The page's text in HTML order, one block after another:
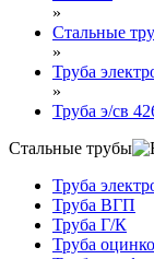
»
Стальные
»
Труба
»
Труба э/св
Стальные трубы
Труба
Труба ВГП
Труба Г/К
Труба